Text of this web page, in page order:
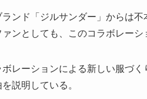
ンド「ジルサンダー」からは
ンとしても、このコラボレーシ
レーションによる新しい服づ
説明している。